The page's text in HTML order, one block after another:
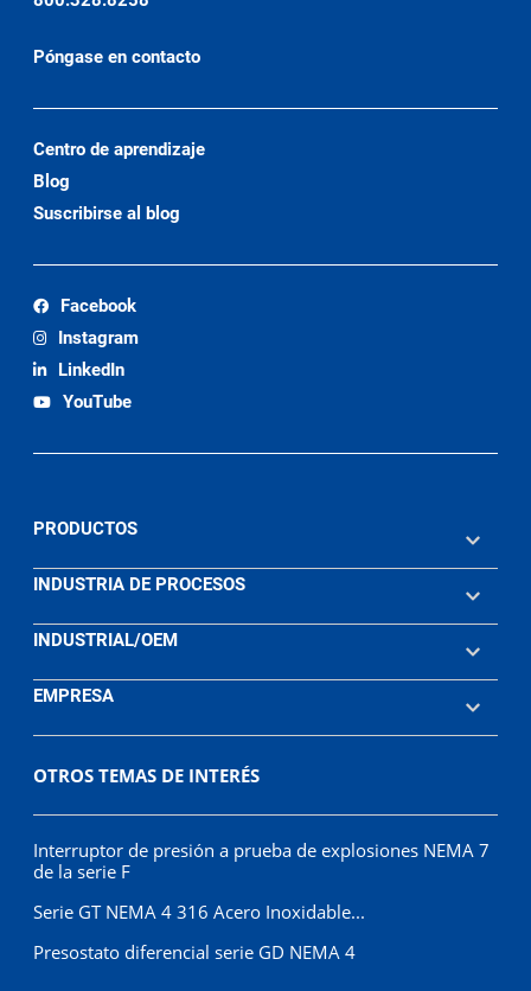
Póngase en contacto
Centro de aprendizaje
Blog
Suscribirse al blog
Facebook
Instagram
LinkedIn
YouTube
PRODUCTOS
INDUSTRIA DE PROCESOS
INDUSTRIAL/OEM
EMPRESA
OTROS TEMAS DE INTERÉS
Interruptor de presión a prueba de explosiones NEMA 7
de la serie F
Serie GT NEMA 4 316 Acero Inoxidable...
Presostato diferencial serie GD NEMA 4